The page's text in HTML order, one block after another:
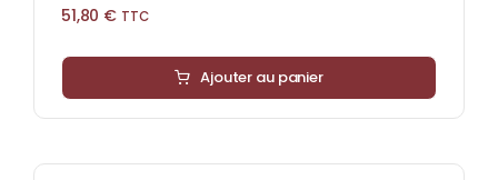
51,80 € TTC
Ajouter au panier